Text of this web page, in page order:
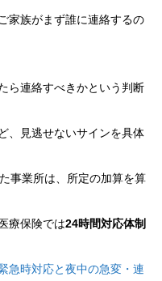
家族がまず誰に連絡するの
ら連絡すべきかという判断
、見逃せないサインを具体
事業所は、所定の加算を算
療保険では24時間対応体制
急時対応と夜中の急変・連